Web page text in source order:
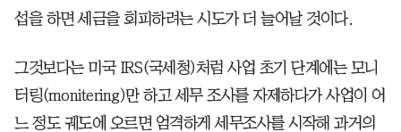
섭을 하면 세금을 회피하려는 시도가 더 늘어날 것이다.
그것보다는 미국 IRS(국세청)처럼 사업 초기 단계에는 모니
터링(monitering)만 하고 세무 조사를 자제하다가 사업이 어
느 정도 궤도에 오르면 엄격하게 세무조사를 시작해 과거의